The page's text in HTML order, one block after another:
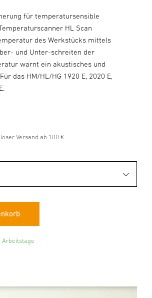
für temperatursensible
HL Scan
des Werkstücks mittels
und Unter-schreiten der
warnt ein akustisches und
das HM/HL/HG 1920 E, 2020 E,
Versand ab 100 €
Arbeitstage